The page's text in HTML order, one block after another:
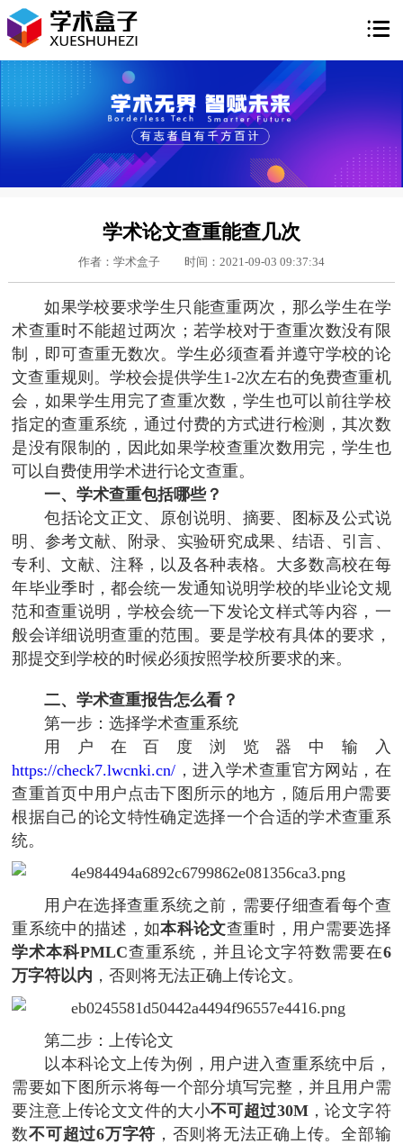

学术论文查重能查几次
作者：学术盒子 时间：2021-09-03 09:37:34
如果学校要求学生只能查重两次，那么学生在学
术查重时不能超过两次；若学校对于查重次数没有限
制，即可查重无数次。学生必须查看并遵守学校的论
文查重规则。学校会提供学生1-2次左右的免费查重机
会，如果学生用完了查重次数，学生也可以前往学校
指定的查重系统，通过付费的方式进行检测，其次数
是没有限制的，因此如果学校查重次数用完，学生也
可以自费使用学术进行论文查重。
一、学术查重包括哪些？
包括论文正文、原创说明、摘要、图标及公式说
明、参考文献、附录、实验研究成果、结语、引言、
专利、文献、注释，以及各种表格。大多数高校在每
年毕业季时，都会统一发通知说明学校的毕业论文规
范和查重说明，学校会统一下发论文样式等内容，一
般会详细说明查重的范围。要是学校有具体的要求，
那提交到学校的时候必须按照学校所要求的来。
二、学术查重报告怎么看？
第一步：选择学术查重系统
用户在百度浏览器中输入
https://check7.lwcnki.cn/ ，进入学术查重官方网站，在
查重首页中用户点击下图所示的地方，随后用户需要
根据自己的论文特性确定选择一个合适的学术查重系
统。
用户在选择查重系统之前，需要仔细查看每个查
重系统中的描述，如本科论文查重时，用户需要选择
学术本科PMLC查重系统，并且论文字符数需要在6
万字符以内 ，否则将无法正确上传论文。
第二步：上传论文
以本科论文上传为例，用户进入查重系统中后，
需要如下图所示将每一个部分填写完整，并且用户需
要注意上传论文文件的大小不可超过30M，论文字符
数不可超过6万字符 ，否则将无法正确上传。全部输